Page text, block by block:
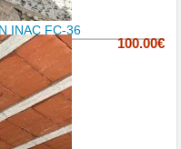
INAC FC-36
100.00€